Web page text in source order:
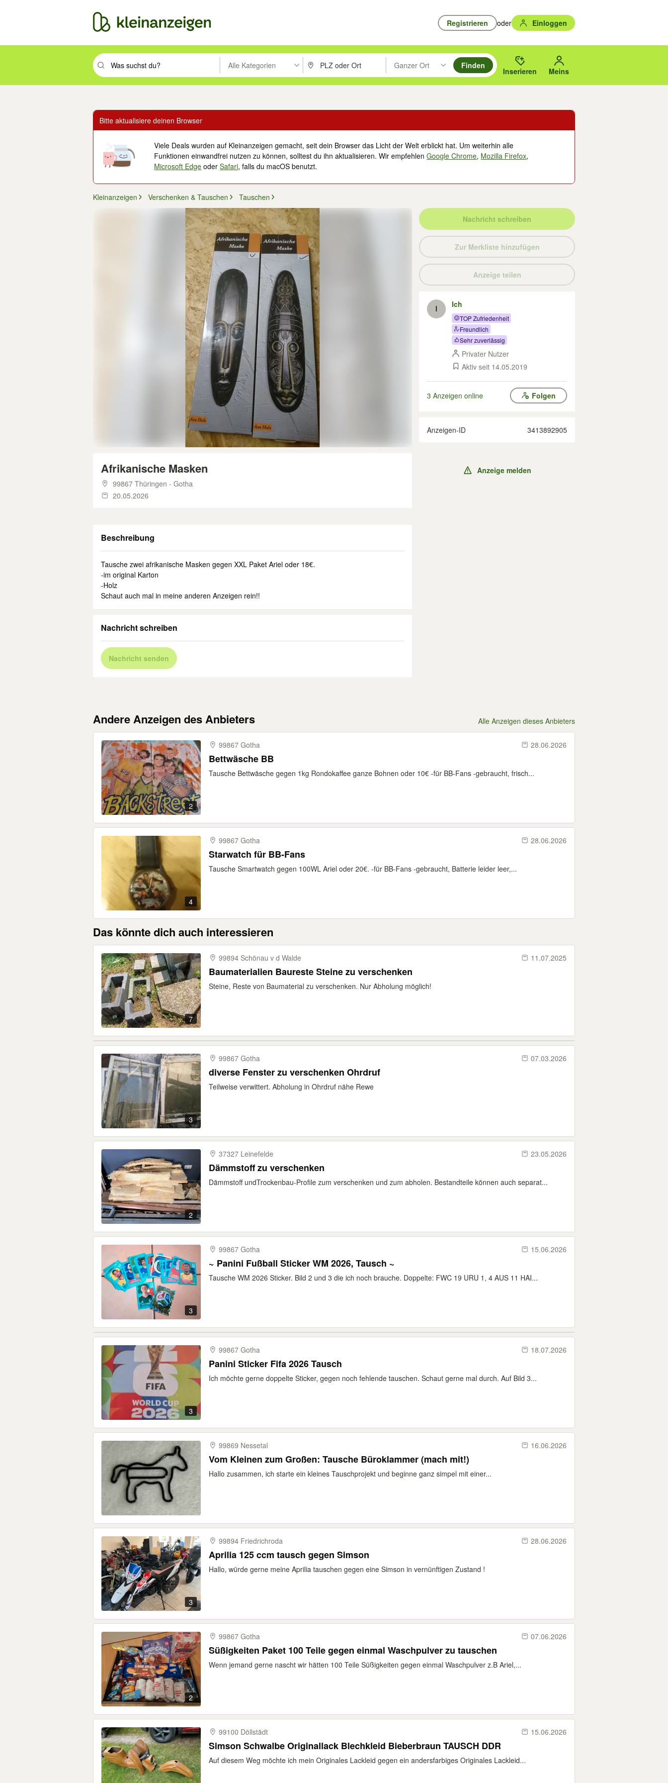
Registrieren oder Einloggen
Suchbegriff eingeben. Eingabetaste drücken um zu suchen, oder Vorschläge mit den Pfeiltasten nach oben/unten durchsuchen und mit Eingabetaste auswählen.
Alle Kategorien PLZ oder Ort eingeben. Eingabetaste drücken um zu suchen, oder Vorschläge mit den Pfeiltasten nach oben/
Ganzer Ort
Suche im Umkreis des gewählten Orts oder PLZ.
Finden
Inserieren Meins
Bitte aktualisiere deinen Browser
Viele Deals wurden auf Kleinanzeigen gemacht, seit dein Browser das Licht der Welt erblickt hat. Um weiterhin alle
Funktionen einwandfrei nutzen zu können, solltest du ihn aktualisieren. Wir empfehlenGoogle Chrome, Mozilla Firefox,
Microsoft Edge oderSafari, falls du macOS benutzt.
Kleinanzeigen Verschenken & Tauschen Tauschen
Afrikanische Masken
99867 Thüringen - Gotha
20.05.2026
Beschreibung
Tausche zwei afrikanische Masken gegen XXL Paket Ariel oder 18€.
-im original Karton
-Holz
Schaut auch mal in meine anderen Anzeigen rein!!
Nachricht schreiben
Nachricht senden
Nachricht schreiben
Zur Merkliste hinzufügen
Anzeige teilen
I Ich
TOP Zufriedenheit
Freundlich
Sehr zuverlässig
Privater Nutzer
Aktiv seit 14.05.2019
3 Anzeigen online Folgen
Anzeigen-ID 3413892905
Anzeige melden
Andere Anzeigen des Anbieters Alle Anzeigen dieses Anbieters
2
99867 Gotha 28.06.2026
Bettwäsche BB
Tausche Bettwäsche gegen 1kg Rondokaffee ganze Bohnen oder 10€ -für BB-Fans -gebraucht, frisch...
4
99867 Gotha 28.06.2026
Starwatch für BB-Fans
Tausche Smartwatch gegen 100WL Ariel oder 20€. -für BB-Fans -gebraucht, Batterie leider leer,...
Das könnte dich auch interessieren
7
99894 Schönau v d Walde 11.07.2025
Baumaterialien Baureste Steine zu verschenken
Steine, Reste von Baumaterial zu verschenken. Nur Abholung möglich!
3
99867 Gotha 07.03.2026
diverse Fenster zu verschenken Ohrdruf
Teilweise verwittert. Abholung in Ohrdruf nähe Rewe
2
37327 Leinefelde 23.05.2026
Dämmstoff zu verschenken
Dämmstoff undTrockenbau-Profile zum verschenken und zum abholen. Bestandteile können auch separat...
3
99867 Gotha 15.06.2026
~ Panini Fußball Sticker WM 2026, Tausch ~
Tausche WM 2026 Sticker. Bild 2 und 3 die ich noch brauche. Doppelte: FWC 19 URU 1, 4 AUS 11 HAI...
3
99867 Gotha 18.07.2026
Panini Sticker Fifa 2026 Tausch
Ich möchte gerne doppelte Sticker, gegen noch fehlende tauschen. Schaut gerne mal durch. Auf Bild 3...
99869 Nessetal 16.06.2026
Vom Kleinen zum Großen: Tausche Büroklammer (mach mit!)
Hallo zusammen, ich starte ein kleines Tauschprojekt und beginne ganz simpel mit einer...
3
99894 Friedrichroda 28.06.2026
Aprilia 125 ccm tausch gegen Simson
Hallo, würde gerne meine Aprilia tauschen gegen eine Simson in vernünftigen Zustand !
2
99867 Gotha 07.06.2026
Süßigkeiten Paket 100 Teile gegen einmal Waschpulver zu tauschen
Wenn jemand gerne nascht wir hätten 100 Teile Süßigkeiten gegen einmal Waschpulver z.B Ariel,...
99100 Döllstädt 15.06.2026
Simson Schwalbe Originallack Blechkleid Bieberbraun TAUSCH DDR
Auf diesem Weg möchte ich mein Originales Lackleid gegen ein andersfarbiges Originales Lackleid...